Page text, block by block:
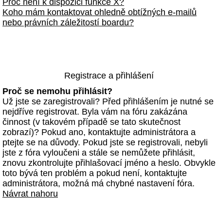
Proč není k dispozici funkce X?
Koho mám kontaktovat ohledně obtížných e-mailů
nebo právních záležitostí boardu?
Registrace a přihlášení
Proč se nemohu přihlásit?
Už jste se zaregistrovali? Před přihlášením je nutné se
nejdříve registrovat. Byla vám na fóru zakázána
činnost (v takovém případě se tato skutečnost
zobrazí)? Pokud ano, kontaktujte administrátora a
ptejte se na důvody. Pokud jste se registrovali, nebyli
jste z fóra vyloučeni a stále se nemůžete přihlásit,
znovu zkontrolujte přihlašovací jméno a heslo. Obvykle
toto bývá ten problém a pokud není, kontaktujte
administrátora, možná má chybné nastavení fóra.
Návrat nahoru